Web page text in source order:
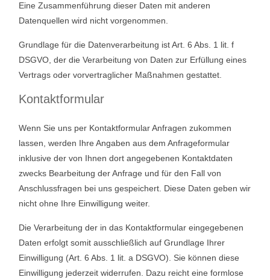
Eine Zusammenführung dieser Daten mit anderen
Datenquellen wird nicht vorgenommen.
Grundlage für die Datenverarbeitung ist Art. 6 Abs. 1 lit. f
DSGVO, der die Verarbeitung von Daten zur Erfüllung eines
Vertrags oder vorvertraglicher Maßnahmen gestattet.
Kontaktformular
Wenn Sie uns per Kontaktformular Anfragen zukommen
lassen, werden Ihre Angaben aus dem Anfrageformular
inklusive der von Ihnen dort angegebenen Kontaktdaten
zwecks Bearbeitung der Anfrage und für den Fall von
Anschlussfragen bei uns gespeichert. Diese Daten geben wir
nicht ohne Ihre Einwilligung weiter.
Die Verarbeitung der in das Kontaktformular eingegebenen
Daten erfolgt somit ausschließlich auf Grundlage Ihrer
Einwilligung (Art. 6 Abs. 1 lit. a DSGVO). Sie können diese
Einwilligung jederzeit widerrufen. Dazu reicht eine formlose